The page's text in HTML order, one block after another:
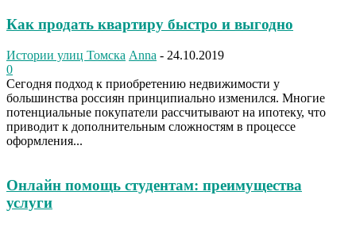
Как продать квартиру быстро и выгодно
Истории улиц Томска Anna - 24.10.2019
0
Сегодня подход к приобретению недвижимости у
большинства россиян принципиально изменился. Многие
потенциальные покупатели рассчитывают на ипотеку, что
приводит к дополнительным сложностям в процессе
оформления...
Онлайн помощь студентам: преимущества
услуги